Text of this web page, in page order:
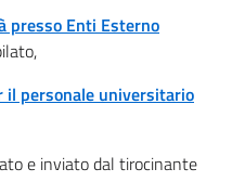
presso Enti Esterno
il personale universitario
e inviato dal tirocinante